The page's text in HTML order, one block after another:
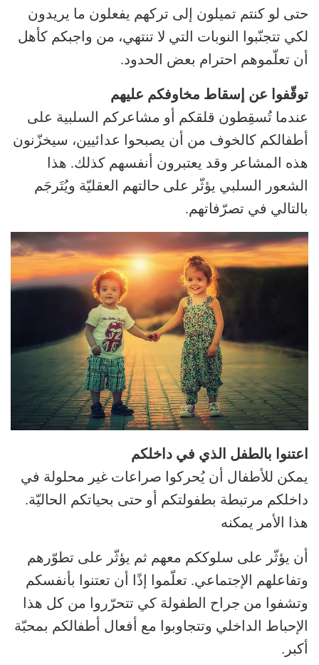
حتى لو كنتم تميلون إلى تركهم يفعلون ما يريدون
لكي تتجنّبوا النوبات التي لا تنتهي، من واجبكم كأهل
أن تعلّموهم احترام بعض الحدود.
توقّفوا عن إسقاط مخاوفكم عليهم
عندما تُسقِطون قلقكم أو مشاعركم السلبية على
أطفالكم كالخوف من أن يصبحوا عدائيين، سيخزّنون
هذه المشاعر وقد يعتبرون أنفسهم كذلك. هذا
الشعور السلبي يؤثّر على حالتهم العقليّة ويُتَرجَم
بالتالي في تصرّفاتهم.
اعتنوا بالطفل الذي في داخلكم
يمكن للأطفال أن يُحركوا صراعات غير محلولة في
داخلكم مرتبطة بطفولتكم أو حتى بحياتكم الحاليّة.
هذا الأمر يمكنه
أن يؤثّر على سلوككم معهم ثم يؤثّر على تطوّرهم
وتفاعلهم الإجتماعي. تعلّموا إذًا أن تعتنوا بأنفسكم
وتشفوا من جراح الطفولة كي تتحرّروا من كل هذا
الإحباط الداخلي وتتجاوبوا مع أفعال أطفالكم بمحبّة
أكبر.